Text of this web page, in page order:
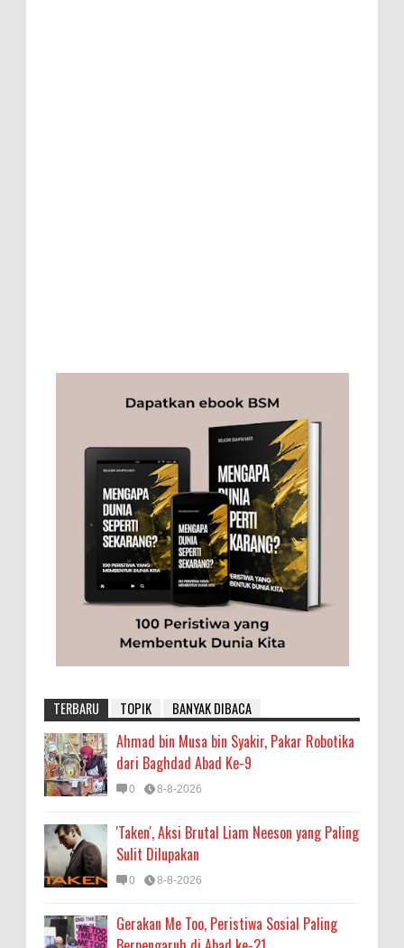
TERBARU TOPIK BANYAK DIBACA
Ahmad bin Musa bin Syakir, Pakar Robotika
dari Baghdad Abad Ke-9
0 8-8-2026
'Taken', Aksi Brutal Liam Neeson yang Paling
Sulit Dilupakan
0 8-8-2026
Gerakan Me Too, Peristiwa Sosial Paling